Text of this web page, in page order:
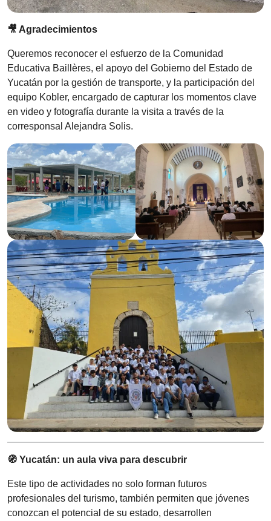
🎥 Agradecimientos
Queremos reconocer el esfuerzo de la Comunidad
Educativa Baillères, el apoyo del Gobierno del Estado de
Yucatán por la gestión de transporte, y la participación del
equipo Kobler, encargado de capturar los momentos clave
en video y fotografía durante la visita a través de la
corresponsal Alejandra Solis.
🧭 Yucatán: un aula viva para descubrir
Este tipo de actividades no solo forman futuros
profesionales del turismo, también permiten que jóvenes
conozcan el potencial de su estado, desarrollen